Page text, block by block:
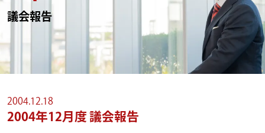
議会報告
2004.12.18
2004年12月度 議会報告